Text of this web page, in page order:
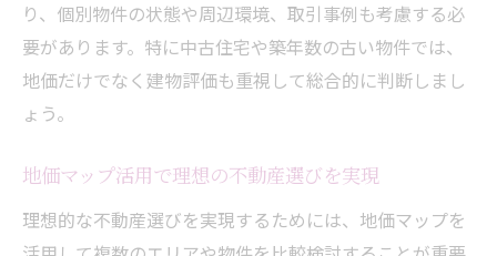
り、個別物件の状態や周辺環境、取引事例も考慮する必
要があります。特に中古住宅や築年数の古い物件では、
地価だけでなく建物評価も重視して総合的に判断しまし
ょう。
地価マップ活用で理想の不動産選びを実現
理想的な不動産選びを実現するためには、地価マップを